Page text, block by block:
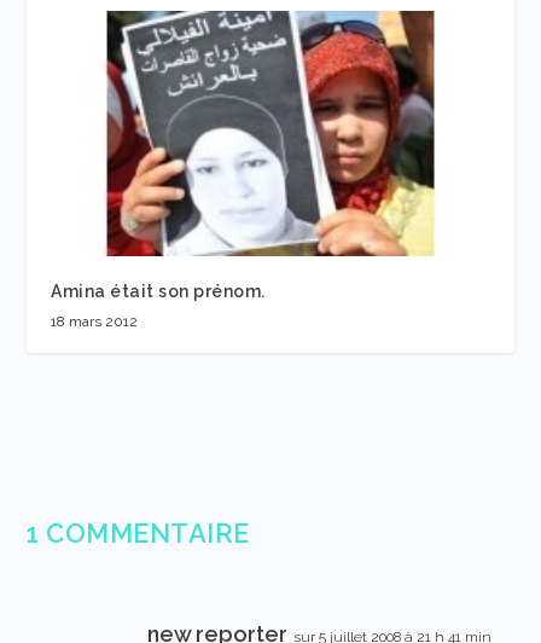
Amina était son prénom.
18 mars 2012
1 COMMENTAIRE
new reporter sur 5 juillet 2008 à 21 h 41 min